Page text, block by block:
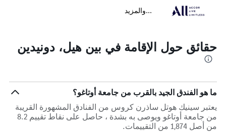
...والمزيد
حقائق حول الإقامة في بين هيل، دونيدين
ما هو الفندق الجيد بالقرب من جامعة أوتاغو؟
يعتبر سينيك هوتل ساذرن كروس من الفنادق المشهورة القريبة
من جامعة أوتاغو ويوصى به بشدة ، حاصل على نقاط تقييم 8.2
من أصل 1,874 من التقييمات.